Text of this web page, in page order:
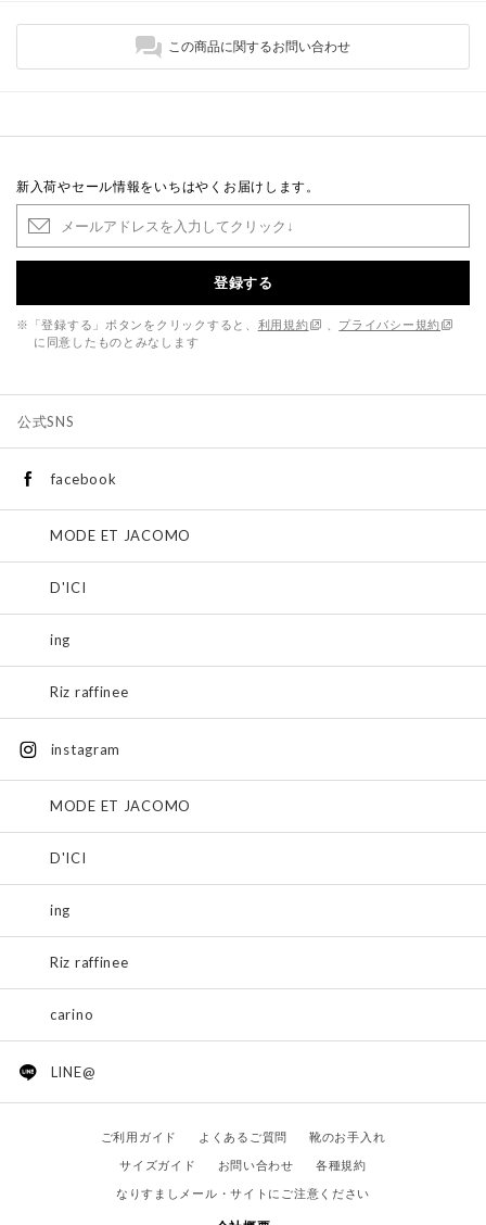
この商品に関するお問い合わせ
新入荷やセール情報をいちはやくお届けします。
登録する
※「登録する」ボタンをクリックすると、 利用規約
プライバシー規約
に同意したものとみなします
公式SNS
facebook
MODE ET JACOMO
D'ICI
ing
Riz raffinee
instagram
MODE ET JACOMO
D'ICI
ing
Riz raffinee
carino
LINE@
ご利用ガイド よくあるご質問
靴のお手入れ
サイズガイド
お問い合わせ
各種規約
なりすましメール・サイトにご注意ください